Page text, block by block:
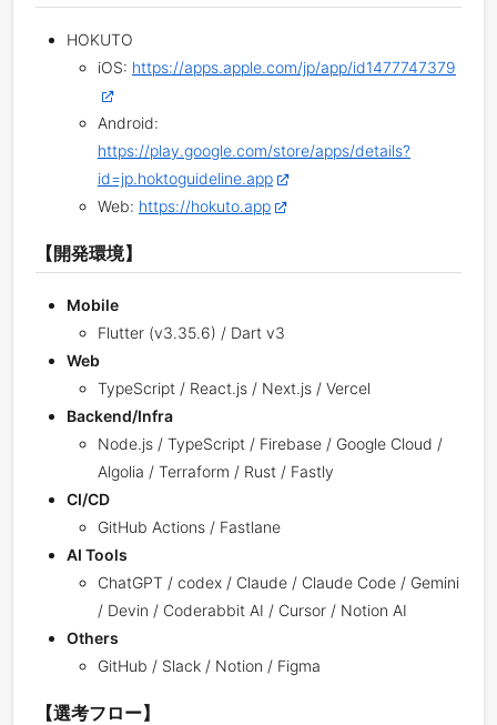
HOKUTO
iOS: https://apps.apple.com/jp/app/id1477747379
Android:
https://play.google.com/store/apps/details?
id=jp.hoktoguideline.app
Web: https://hokuto.app
【開発環境】
Mobile
Flutter (v3.35.6) / Dart v3
Web
TypeScript / React.js / Next.js / Vercel
Backend/Infra
Node.js / TypeScript / Firebase / Google Cloud /
Algolia / Terraform / Rust / Fastly
CI/CD
GitHub Actions / Fastlane
AI Tools
ChatGPT / codex / Claude / Claude Code / Gemini
/ Devin / Coderabbit AI / Cursor / Notion AI
Others
GitHub / Slack / Notion / Figma
【選考フロー】